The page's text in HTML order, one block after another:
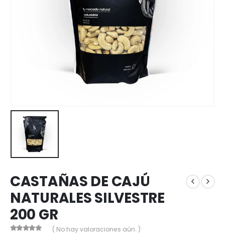
CASTAÑAS DE CAJÚ
NATURALES SILVESTRE
200 GR
( No hay valoraciones aún. )